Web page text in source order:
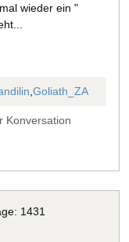
wieder ein "
,Goliath_ZA
Konversation
1431